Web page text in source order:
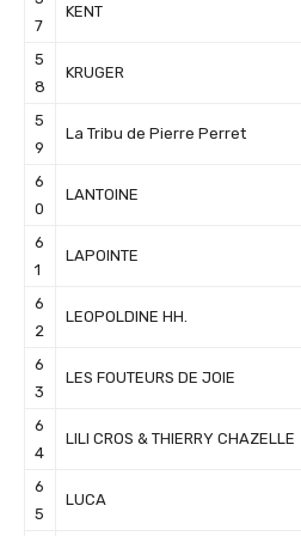
7
KENT
5
8
KRUGER
5
9
La Tribu de Pierre Perret
6
0
LANTOINE
6
1
LAPOINTE
6
2
LEOPOLDINE HH.
6
3
LES FOUTEURS DE JOIE
6
4
LILI CROS & THIERRY CHAZELLE
6
5
LUCA